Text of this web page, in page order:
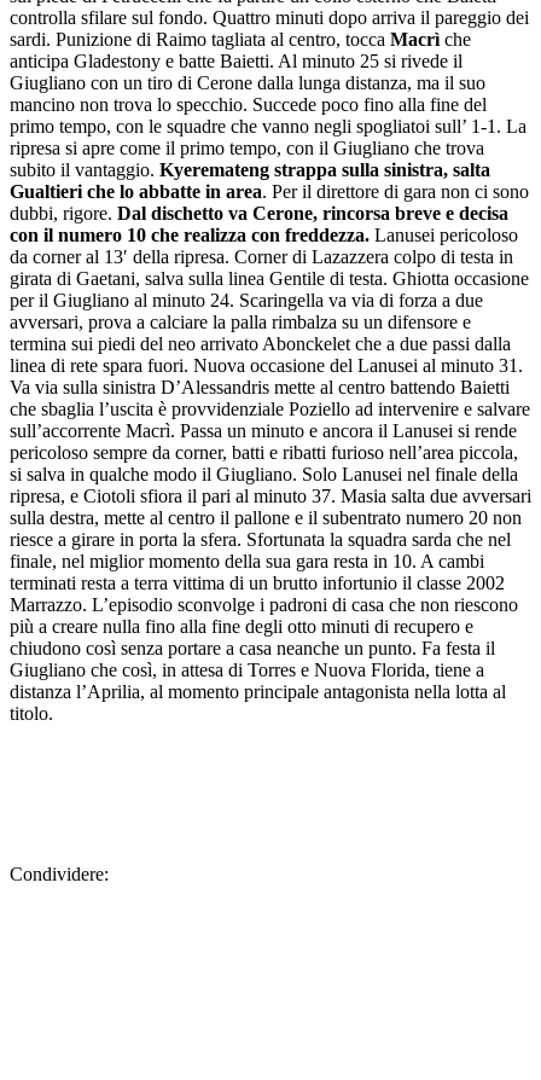
controlla sfilare sul fondo. Quattro minuti dopo arriva il pareggio dei
sardi. Punizione di Raimo tagliata al centro, tocca Macrì che
anticipa Gladestony e batte Baietti. Al minuto 25 si rivede il
Giugliano con un tiro di Cerone dalla lunga distanza, ma il suo
mancino non trova lo specchio. Succede poco fino alla fine del
primo tempo, con le squadre che vanno negli spogliatoi sull’ 1-1. La
ripresa si apre come il primo tempo, con il Giugliano che trova
subito il vantaggio. Kyeremateng strappa sulla sinistra, salta
Gualtieri che lo abbatte in area. Per il direttore di gara non ci sono
dubbi, rigore. Dal dischetto va Cerone, rincorsa breve e decisa
con il numero 10 che realizza con freddezza. Lanusei pericoloso
da corner al 13′ della ripresa. Corner di Lazazzera colpo di testa in
girata di Gaetani, salva sulla linea Gentile di testa. Ghiotta occasione
per il Giugliano al minuto 24. Scaringella va via di forza a due
avversari, prova a calciare la palla rimbalza su un difensore e
termina sui piedi del neo arrivato Abonckelet che a due passi dalla
linea di rete spara fuori. Nuova occasione del Lanusei al minuto 31.
Va via sulla sinistra D’Alessandris mette al centro battendo Baietti
che sbaglia l’uscita è provvidenziale Poziello ad intervenire e salvare
sull’accorrente Macrì. Passa un minuto e ancora il Lanusei si rende
pericoloso sempre da corner, batti e ribatti furioso nell’area piccola,
si salva in qualche modo il Giugliano. Solo Lanusei nel finale della
ripresa, e Ciotoli sfiora il pari al minuto 37. Masia salta due avversari
sulla destra, mette al centro il pallone e il subentrato numero 20 non
riesce a girare in porta la sfera. Sfortunata la squadra sarda che nel
finale, nel miglior momento della sua gara resta in 10. A cambi
terminati resta a terra vittima di un brutto infortunio il classe 2002
Marrazzo. L’episodio sconvolge i padroni di casa che non riescono
più a creare nulla fino alla fine degli otto minuti di recupero e
chiudono così senza portare a casa neanche un punto. Fa festa il
Giugliano che così, in attesa di Torres e Nuova Florida, tiene a
distanza l’Aprilia, al momento principale antagonista nella lotta al
titolo.
Condividere: